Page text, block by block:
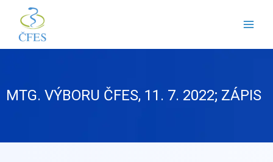
Přeskočit
obsah
MTG. VÝBORU ČFES, 11. 7. 2022; ZÁPIS